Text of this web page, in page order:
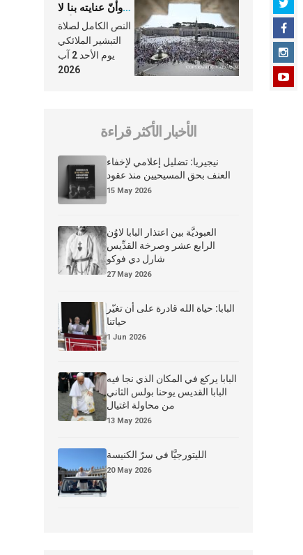
وأنّ عنايته بنا لا
تغيب عنّا أبدًا
النص الكامل لصلاة
التبشير الملائكي
يوم الأحد 2 آب
2026
الأخبار الأكثر قراءة
نيجيريا: تضليل إعلامي لإخفاء
العنف بحق المسيحيين منذ عقود
15 May 2026
العبوديَّة بين اعتذار البابا لاوُن
الرابع عشر وصرخة القدِّيس
شارل دي فوكو
27 May 2026
البابا: حياة الله قادرة على أن تغيّر
حياتنا
1 Jun 2026
البابا يركع في المكان الذي نجا فيه
البابا القديس يوحنا بولس الثاني
من محاولة اغتيال
13 May 2026
الليتورجيَّا في سرّ الكنيسة
20 May 2026